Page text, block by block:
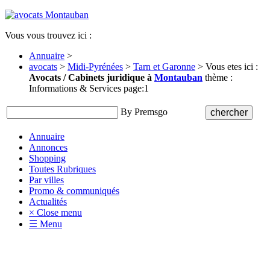
Vous vous trouvez ici :
Annuaire >
avocats > Midi-Pyrénées > Tarn et Garonne > Vous etes ici :
Avocats / Cabinets juridique à Montauban thème :
Informations & Services page:1
By Premsgo
Annuaire
Annonces
Shopping
Toutes Rubriques
Par villes
Promo & communiqués
Actualités
× Close menu
☰ Menu